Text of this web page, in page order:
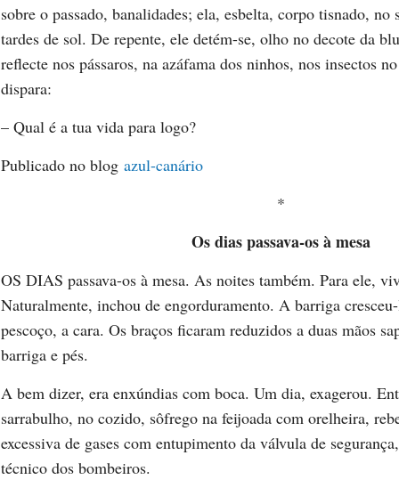
sobre o passado, banalidades; ela, esbelta, corpo tisnado, no
tardes de sol. De repente, ele detém-se, olho no decote da
reflecte nos pássaros, na azáfama dos ninhos, nos insectos
dispara:
– Qual é a tua vida para logo?
Publicado no blogazul-canário
*
Os dias passava-os à mesa
OS DIAS passava-os à mesa. As noites também. Para ele,
Naturalmente, inchou de engorduramento. A barriga
pescoço, a cara. Os braços ficaram reduzidos a duas mãos
barriga e pés.
A bem dizer, era enxúndias com boca. Um dia, exagerou.
sarrabulho, no cozido, sôfrego na feijoada com orelheira,
excessiva de gases com entupimento da válvula de
técnico dos bombeiros.